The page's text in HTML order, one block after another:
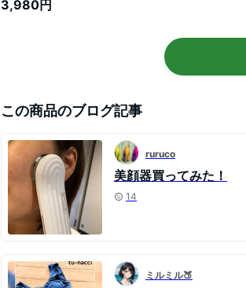
3,980円
この商品のブログ記事
ruruco
美顔器買ってみた！
14
ミルミル🍑